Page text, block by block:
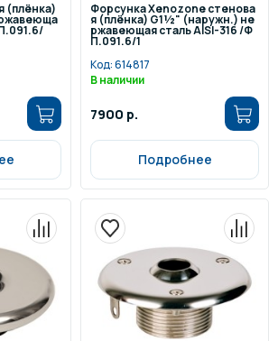
(плёнка) Форсунка Xenozone стенова
я (плёнка) G1½" (наружн.) не
ржавеющая сталь AISI-316 /Ф
П.091.6/1
Код:614817
В наличии
7900 р.
Подробнее